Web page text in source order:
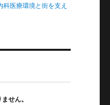
医療環境と街を支え
せん。